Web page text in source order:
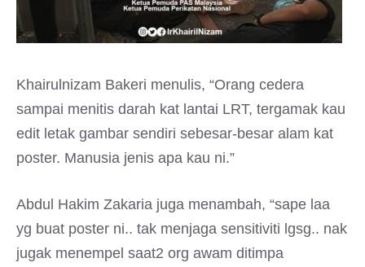
Khairulnizam Bakeri menulis, “Orang cedera
sampai menitis darah kat lantai LRT, tergamak kau
edit letak gambar sendiri sebesar-besar alam kat
poster. Manusia jenis apa kau ni.”
Abdul Hakim Zakaria juga menambah, “sape laa
yg buat poster ni.. tak menjaga sensitiviti lgsg.. nak
jugak menempel saat2 org awam ditimpa